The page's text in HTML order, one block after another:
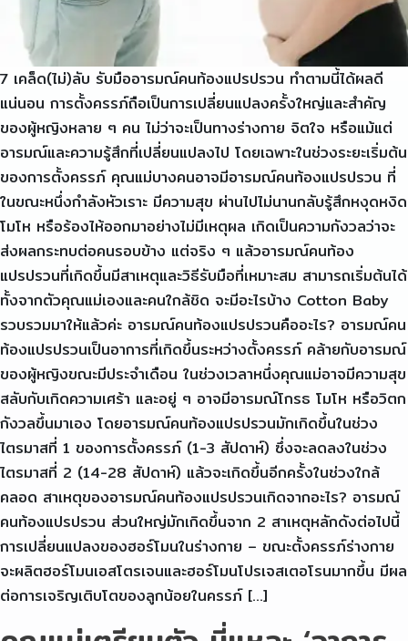
7 เคล็ด(ไม่)ลับ รับมืออารมณ์คนท้องแปรปรวน ทำตามนี้ได้ผลดี
แน่นอน การตั้งครรภ์ถือเป็นการเปลี่ยนแปลงครั้งใหญ่และสำคัญ
ของผู้หญิงหลาย ๆ คน ไม่ว่าจะเป็นทางร่างกาย จิตใจ หรือแม้แต่
อารมณ์และความรู้สึกที่เปลี่ยนแปลงไป โดยเฉพาะในช่วงระยะเริ่มต้น
ของการตั้งครรภ์ คุณแม่บางคนอาจมีอารมณ์คนท้องแปรปรวน ที่
ในขณะหนึ่งกำลังหัวเราะ มีความสุข ผ่านไปไม่นานกลับรู้สึกหงุดหงิด
โมโห หรือร้องไห้ออกมาอย่างไม่มีเหตุผล เกิดเป็นความกังวลว่าจะ
ส่งผลกระทบต่อคนรอบข้าง แต่จริง ๆ แล้วอารมณ์คนท้อง
แปรปรวนที่เกิดขึ้นมีสาเหตุและวิธีรับมือที่เหมาะสม สามารถเริ่มต้นได้
ทั้งจากตัวคุณแม่เองและคนใกล้ชิด จะมีอะไรบ้าง Cotton Baby
รวบรวมมาให้แล้วค่ะ อารมณ์คนท้องแปรปรวนคืออะไร? อารมณ์คน
ท้องแปรปรวนเป็นอาการที่เกิดขึ้นระหว่างตั้งครรภ์ คล้ายกับอารมณ์
ของผู้หญิงขณะมีประจำเดือน ในช่วงเวลาหนึ่งคุณแม่อาจมีความสุข
สลับกับเกิดความเศร้า และอยู่ ๆ อาจมีอารมณ์โกรธ โมโห หรือวิตก
กังวลขึ้นมาเอง โดยอารมณ์คนท้องแปรปรวนมักเกิดขึ้นในช่วง
ไตรมาสที่ 1 ของการตั้งครรภ์ (1-3 สัปดาห์) ซึ่งจะลดลงในช่วง
ไตรมาสที่ 2 (14-28 สัปดาห์) แล้วจะเกิดขึ้นอีกครั้งในช่วงใกล้
คลอด สาเหตุของอารมณ์คนท้องแปรปรวนเกิดจากอะไร? อารมณ์
คนท้องแปรปรวน ส่วนใหญ่มักเกิดขึ้นจาก 2 สาเหตุหลักดังต่อไปนี้
การเปลี่ยนแปลงของฮอร์โมนในร่างกาย – ขณะตั้งครรภ์ร่างกาย
จะผลิตฮอร์โมนเอสโตรเจนและฮอร์โมนโปรเจสเตอโรนมากขึ้น มีผล
ต่อการเจริญเติบโตของลูกน้อยในครรภ์ […]